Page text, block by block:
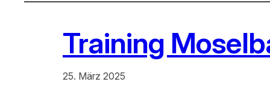
Training
25. März 2025